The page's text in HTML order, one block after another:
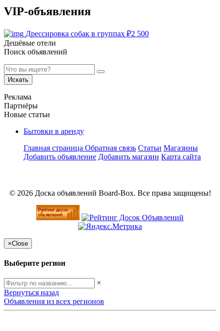
VIP-объявления
Дрессировка собак в группах ₽2 500
Дешёвые отели
Поиск объявлений
Искать
Реклама
Партнёры
Новые статьи
Бытовки в аренду
Главная страница Обратная связь Статьи Магазины
Добавить объявление Добавить магазин Карта сайта
© 2026 Доска объявлений Board-Box. Все права защищены!
×Close
Выберите регион
×
Вернуться назад
Объявления из всех регионов